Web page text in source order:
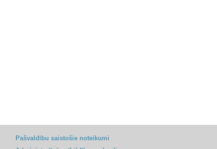
Pašvaldību saistošie noteikumi